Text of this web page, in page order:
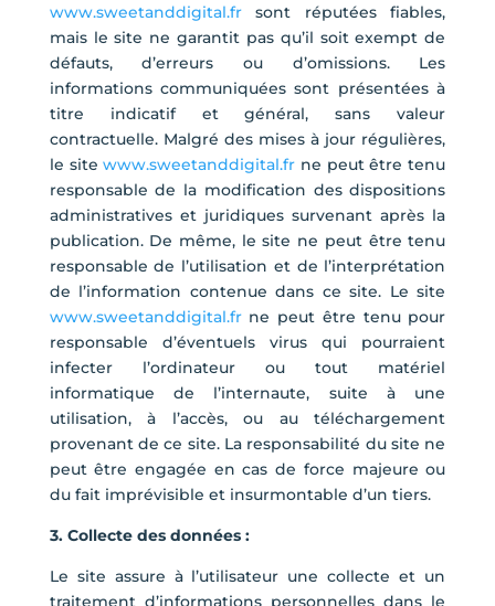
www.sweetanddigital.frsont réputées fiables,
mais le site ne garantit pas qu’il soit exempt de
défauts, d’erreurs ou d’omissions. Les
informations communiquées sont présentées à
titre indicatif et général, sans valeur
contractuelle. Malgré des mises à jour régulières,
le sitewww.sweetanddigital.fr ne peut être tenu
responsable de la modification des dispositions
administratives et juridiques survenant après la
publication. De même, le site ne peut être tenu
responsable de l’utilisation et de l’interprétation
de l’information contenue dans ce site. Le site
www.sweetanddigital.frne peut être tenu pour
responsable d’éventuels virus qui pourraient
infecter l’ordinateur ou tout matériel
informatique de l’internaute, suite à une
utilisation, à l’accès, ou au téléchargement
provenant de ce site. La responsabilité du site ne
peut être engagée en cas de force majeure ou
du fait imprévisible et insurmontable d’un tiers.
3. Collecte des données :
Le site assure à l’utilisateur une collecte et un
traitement d’informations personnelles dans le